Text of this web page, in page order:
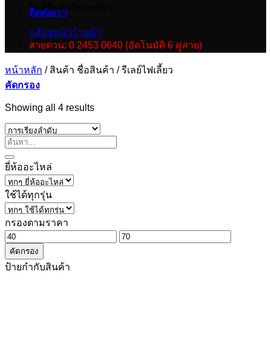
ไม่มีสินค้าในตะกร้า
กลับสู่หน้าร้านค้า
ติดต่อเรา
สายด่วน: 0 2453 0640 (อัตโนมัติ 6 คู่สาย)
หน้าหลัก /สินค้า ชื่อสินค้า /รีเลย์ไฟเลี้ยว
คัดกรอง
Showing all 4 results
ยี่ห้ออะไหล่
ใช้ได้ทุกรุ่น
กรองตามราคา
ราคา
ต่ำ
สุด
ราคา
คัดกรอง
ป้ายกำกับสินค้า